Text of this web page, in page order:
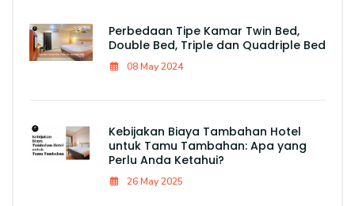
Perbedaan Tipe Kamar Twin Bed,
Double Bed, Triple dan Quadriple Bed
08 May 2024
Kebijakan Biaya Tambahan Hotel
untuk Tamu Tambahan: Apa yang
Perlu Anda Ketahui?
26 May 2025